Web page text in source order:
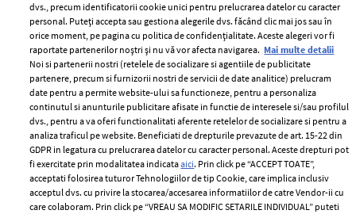
ELLE Style Awards
2024
Despre ELLE
Romania
Contact
Abonamente
Termeni si conditii
Politica de
confidențialitate
Politica de cookies
Publicitate
dvs., precum identificatorii cookie unici pentru prelucrarea datelor cu caracter
personal. Puteți accepta sau gestiona alegerile dvs. făcând clic mai jos sau în
orice moment, pe pagina cu politica de confidențialitate. Aceste alegeri vor fi
raportate partenerilor noștri și nu vă vor afecta navigarea. Mai multe detalii
Noi si partenerii nostri (retelele de socializare si agentiile de publicitate
partenere, precum si furnizorii nostri de servicii de date analitice) prelucram
date pentru a permite website-ului sa functioneze, pentru a personaliza
continutul si anunturile publicitare afisate in functie de interesele si/sau profilul
dvs., pentru a va oferi functionalitati aferente retelelor de socializare si pentru a
analiza traficul pe website. Beneficiati de drepturile prevazute de art. 15-22 din
GDPR in legatura cu prelucrarea datelor cu caracter personal. Aceste drepturi pot
fi exercitate prin modalitatea indicataaici. Prin click pe “ACCEPT TOATE”,
acceptati folosirea tuturor Tehnologiilor de tip Cookie, care implica inclusiv
acceptul dvs. cu privire la stocarea/accesarea informatiilor de catre Vendor-ii cu
care colaboram. Prin click pe “VREAU SA MODIFIC SETARILE INDIVIDUAL” puteti